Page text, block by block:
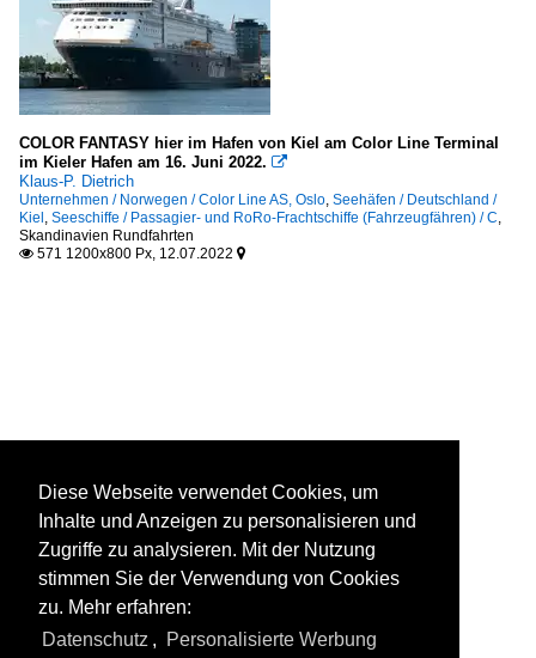
COLOR FANTASY hier im Hafen von Kiel am Color Line Terminal
im Kieler Hafen am 16. Juni 2022. 
Klaus-P. Dietrich
Unternehmen / Norwegen / Color Line AS, Oslo, Seehäfen / Deutschland /
Kiel, Seeschiffe / Passagier- und RoRo-Frachtschiffe (Fahrzeugfähren) / C,
Skandinavien Rundfahrten
 571 1200x800 Px, 12.07.2022 
Diese Webseite verwendet Cookies, um
Inhalte und Anzeigen zu personalisieren und
Zugriffe zu analysieren. Mit der Nutzung
stimmen Sie der Verwendung von Cookies
zu. Mehr erfahren:
Datenschutz , Personalisierte Werbung